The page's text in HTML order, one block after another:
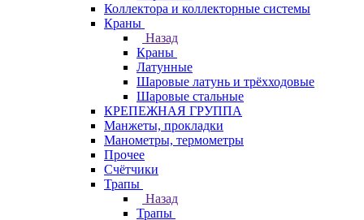
Коллектора и коллекторные системы
Краны
Назад
Краны
Латунные
Шаровые латунь и трёхходовые
Шаровые стальные
КРЕПЕЖНАЯ ГРУППА
Манжеты, прокладки
Манометры, термометры
Прочее
Счётчики
Трапы
Назад
Трапы